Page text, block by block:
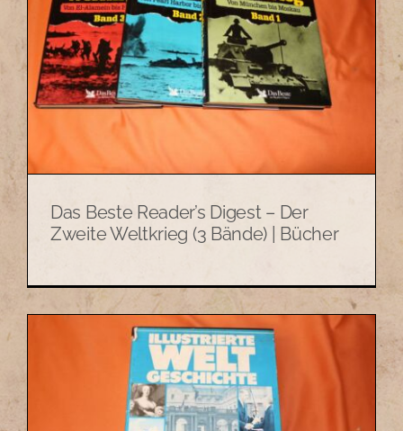
Impressum
Datenschutzerklärung
+436504036869
zum Shop
Das Beste Reader’s Digest – Der
Zweite Weltkrieg (3 Bände) | Bücher